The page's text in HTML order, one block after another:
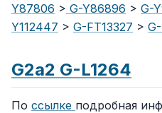
Y87806 > G-Y86896 > G-
Y112447 > G-FT13327 >
G2a2 G-L1264
По ссылке подробная